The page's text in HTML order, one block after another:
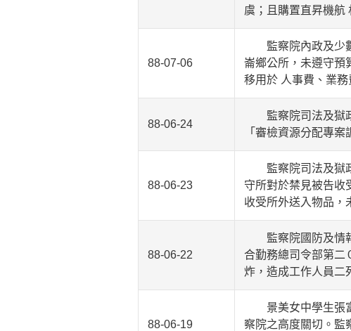
虞；且購置直昇機航
88-07-06
監察院內政及少數
崙鄉公所，未遵守預
移用於 人事費、業
88-06-24
監察院司法及獄政
「審檢資源分配專案
88-06-23
監察院司法及獄政
守所對於禁見被告收
收受所外送入物品，
88-06-22
監察院國防及情報
合勤務總司令部第二
炸，造成工作人員二
88-06-19
景美女中學生張富
察院之高度關切。監